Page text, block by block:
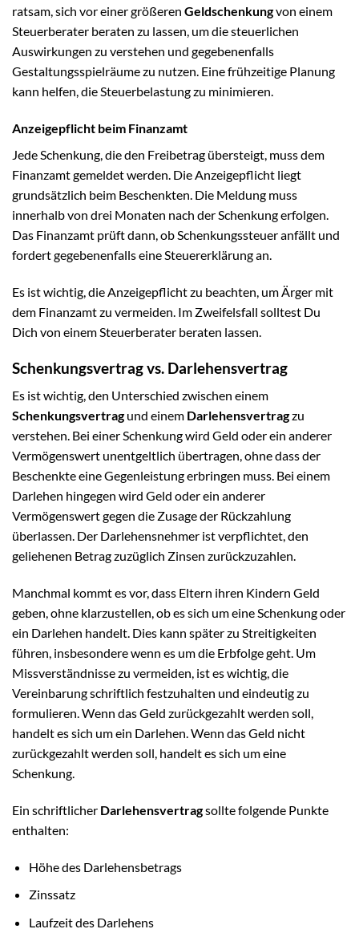
ratsam, sich vor einer größeren Geldschenkungvon einem
Steuerberater beraten zu lassen, um die steuerlichen
Auswirkungen zu verstehen und gegebenenfalls
Gestaltungsspielräume zu nutzen. Eine frühzeitige Planung
kann helfen, die Steuerbelastung zu minimieren.
Anzeigepflicht beim Finanzamt
Jede Schenkung, die den Freibetrag übersteigt, muss dem
Finanzamt gemeldet werden. Die Anzeigepflicht liegt
grundsätzlich beim Beschenkten. Die Meldung muss
innerhalb von drei Monaten nach der Schenkung erfolgen.
Das Finanzamt prüft dann, ob Schenkungssteuer anfällt und
fordert gegebenenfalls eine Steuererklärung an.
Es ist wichtig, die Anzeigepflicht zu beachten, um Ärger mit
dem Finanzamt zu vermeiden. Im Zweifelsfall solltest Du
Dich von einem Steuerberater beraten lassen.
Schenkungsvertrag vs. Darlehensvertrag
Es ist wichtig, den Unterschied zwischen einem
Schenkungsvertragund einem Darlehensvertragzu
verstehen. Bei einer Schenkung wird Geld oder ein anderer
Vermögenswert unentgeltlich übertragen, ohne dass der
Beschenkte eine Gegenleistung erbringen muss. Bei einem
Darlehen hingegen wird Geld oder ein anderer
Vermögenswert gegen die Zusage der Rückzahlung
überlassen. Der Darlehensnehmer ist verpflichtet, den
geliehenen Betrag zuzüglich Zinsen zurückzuzahlen.
Manchmal kommt es vor, dass Eltern ihren Kindern Geld
geben, ohne klarzustellen, ob es sich um eine Schenkung oder
ein Darlehen handelt. Dies kann später zu Streitigkeiten
führen, insbesondere wenn es um die Erbfolge geht. Um
Missverständnisse zu vermeiden, ist es wichtig, die
Vereinbarung schriftlich festzuhalten und eindeutig zu
formulieren. Wenn das Geld zurückgezahlt werden soll,
handelt es sich um ein Darlehen. Wenn das Geld nicht
zurückgezahlt werden soll, handelt es sich um eine
Schenkung.
Ein schriftlicher Darlehensvertragsollte folgende Punkte
enthalten:
Höhe des Darlehensbetrags
Zinssatz
Laufzeit des Darlehens